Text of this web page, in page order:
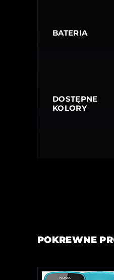
BATERIA
DOSTĘPNE
KOLORY
POKREWNE